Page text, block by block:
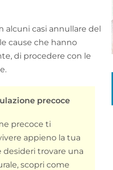
alcuni casi annullare del
cause che hanno
di procedere con le
precoce
precoce ti
appieno la tua
desideri trovare una
scopri come